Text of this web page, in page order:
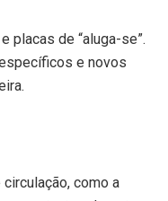
placas de “aluga-se”.
e novos
como a